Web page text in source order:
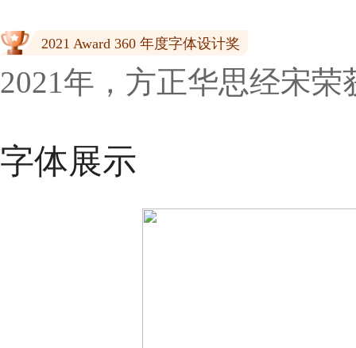
2021 Award 360 年度字体设计奖
2021年，方正华思经宋荣
字体展示